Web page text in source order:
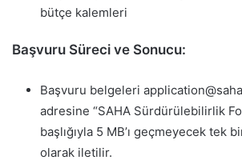
bütçe kalemleri
Başvuru Süreci ve Sonucu:
Başvuru belgeleri
adresine “SAHA Sürdürülebilirlik
başlığıyla 5 MB’ı geçmeyecek tek
olarak iletilir.